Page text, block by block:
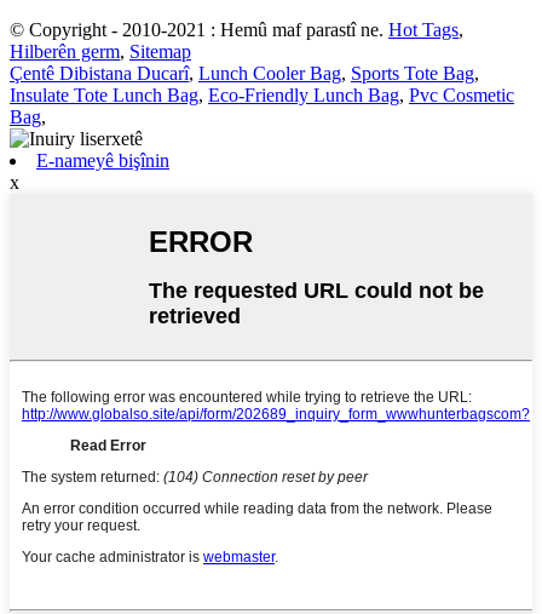
© Copyright - 2010-2021 : Hemû maf parastî ne. Hot Tags,
Hilberên germ, Sitemap
Çentê Dibistana Ducarî, Lunch Cooler Bag, Sports Tote Bag,
Insulate Tote Lunch Bag, Eco-Friendly Lunch Bag, Pvc Cosmetic
Bag,
E-nameyê bişînin
x